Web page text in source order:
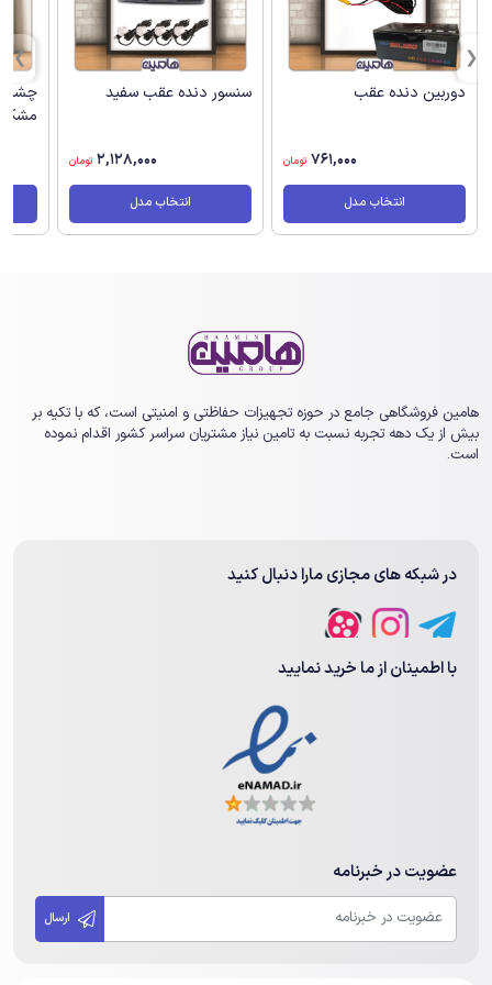
دوربین دنده عقب
761,000 تومان
انتخاب مدل
سنسور دنده عقب سفید
2,128,000 تومان
انتخاب مدل
هامین فروشگاهی جامع در حوزه تجهیزات حفاظتی و امنیتی است، که با تکیه بر
بیش از یک ‏دهه تجربه نسبت به تامین نیاز مشتریان سراسر کشور اقدام نموده
است.
در شبکه های مجازی مارا دنبال کنید
با اطمینان از ما خرید نمایید
عضویت در خبرنامه